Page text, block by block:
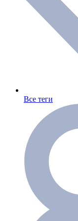
Все теги